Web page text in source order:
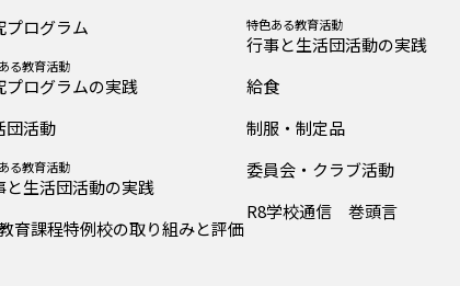
プログラム
る教育活動
プログラムの実践
団活動
る教育活動
と生活団活動の実践
育課程特例校の取り組みと評価
特色ある教育活動
行事と生活団活動の実践
給食
制服・制定品
委員会・クラブ活動
R8学校通信 巻頭言